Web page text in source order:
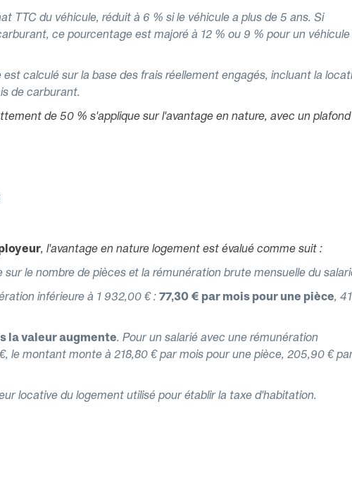
TTC du véhicule, réduit à 6 % si le véhicule a plus de 5 ans. Si
ce pourcentage est majoré à 12 % ou 9 % pour un véhicule
est calculé sur la base des frais réellement engagés, incluant la
de carburant.
de 50 % s'applique sur l'avantage en nature, avec un plafond
, l'avantage en nature logement est évalué comme suit :
sur le nombre de pièces et la rémunération brute mensuelle du
inférieure à 1 932,00 € : 77,30 € par mois pour une pièce,
la valeur augmente. Pour un salarié avec une rémunération
le montant monte à 218,80 € par mois pour une pièce, 205,90 €
locative du logement utilisé pour établir la taxe d'habitation.